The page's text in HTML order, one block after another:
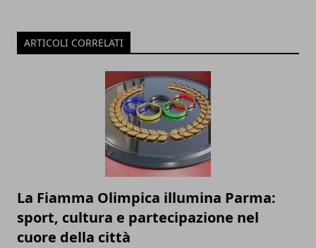
ARTICOLI CORRELATI
La Fiamma Olimpica illumina Parma:
sport, cultura e partecipazione nel
cuore della città